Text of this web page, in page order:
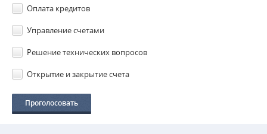
Оплата кредитов
Управление счетами
Решение технических вопросов
Открытие и закрытие счета